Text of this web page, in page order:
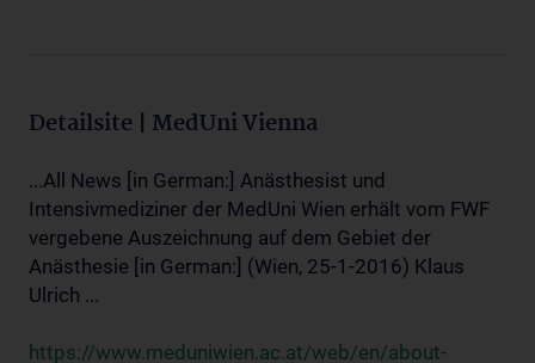
Detailsite | MedUni Vienna
...All News [in German:] Anästhesist und
Intensivmediziner der MedUni Wien erhält vom FWF
vergebene Auszeichnung auf dem Gebiet der
Anästhesie [in German:] (Wien, 25-1-2016) Klaus
Ulrich ...
https://www.meduniwien.ac.at/web/en/about-